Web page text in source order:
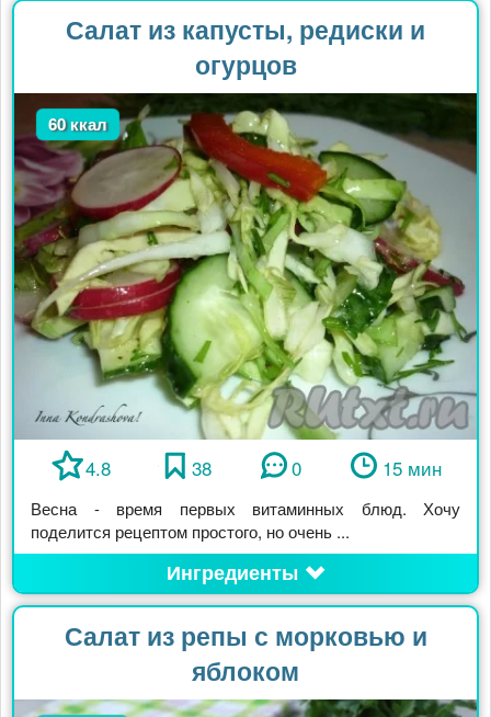
Салат из капусты, редиски и
огурцов
60 ккал
4.8 38 0 15 мин
Весна - время первых витаминных блюд. Хочу
поделится рецептом простого, но очень ...
Ингредиенты
Салат из репы с морковью и
яблоком